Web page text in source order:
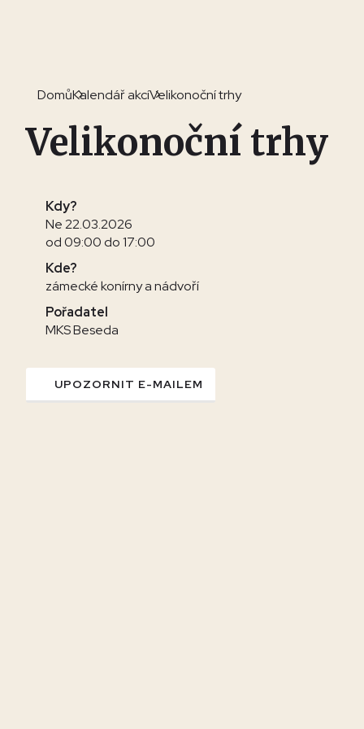
DomůKalendář akcíVelikonoční trhy
Velikonoční trhy
Kdy?
Ne 22.03.2026
od 09:00 do 17:00
Kde?
zámecké konírny a nádvoří
Pořadatel
MKS Beseda
UPOZORNIT E-MAILEM